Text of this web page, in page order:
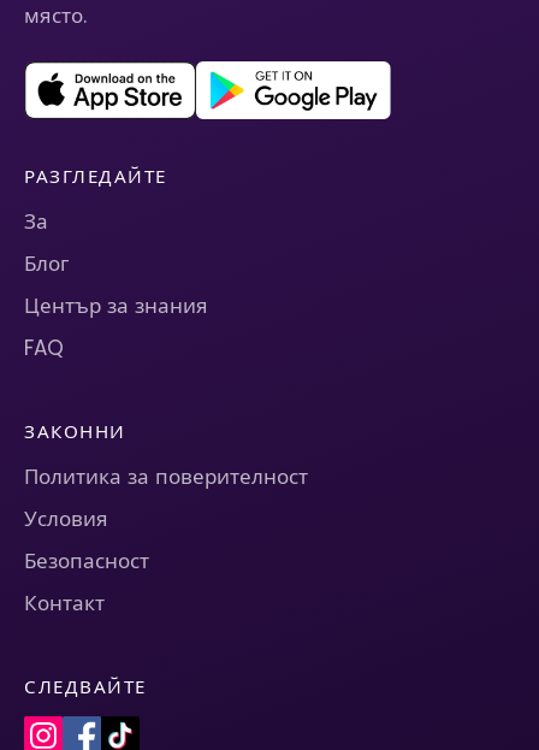
място.
РАЗГЛЕДАЙТЕ
За
Блог
Център за знания
FAQ
ЗАКОННИ
Политика за поверителност
Условия
Безопасност
Контакт
СЛЕДВАЙТЕ